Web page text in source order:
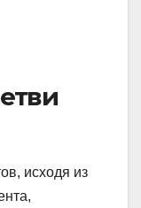
исходя из